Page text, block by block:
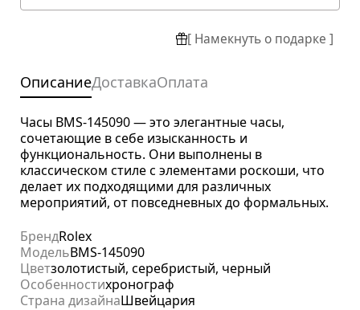
[ Намекнуть о подарке ]
ОписаниеДоставкаОплата
Часы BMS-145090 — это элегантные часы,
сочетающие в себе изысканность и
функциональность. Они выполнены в
классическом стиле с элементами роскоши, что
делает их подходящими для различных
мероприятий, от повседневных до формальных.
БрендRolex
МодельBMS-145090
Цветзолотистый, серебристый, черный
Особенностихронограф
Страна дизайнаШвейцария